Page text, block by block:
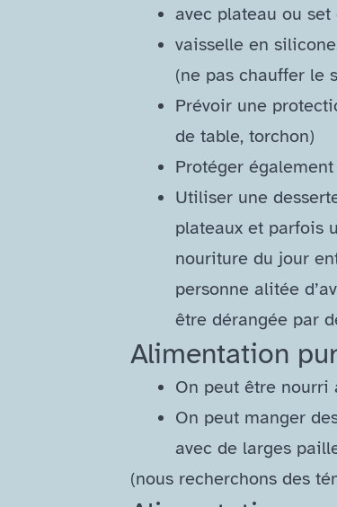
avec plateau ou
vaisselle en
(ne pas chauffer le
Prévoir une
de table, torchon)
Protéger
Utiliser une
plateaux et parfois
nouriture du jour
personne alitée
être dérangée par
Alimentation
On peut être nourri
On peut manger
avec de larges
(nous recherchons des